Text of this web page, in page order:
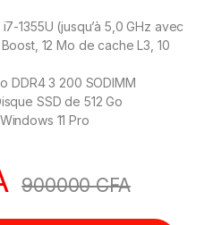
1355U (jusqu’à 5,0 GHz avec
12 Mo de cache L3, 10
DDR4 3 200 SODIMM
SSD de 512 Go
11 Pro
900000CFA